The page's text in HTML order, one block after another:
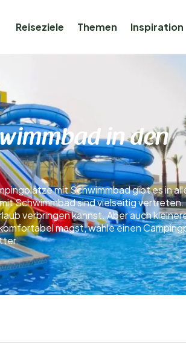
Reiseziele Themen Inspiration
in den
mit Schwimmbad gibt es in
Schwimmbad sind vielseitig vertreten.
verbringen kannst. Aber auch
magst, wähle einen